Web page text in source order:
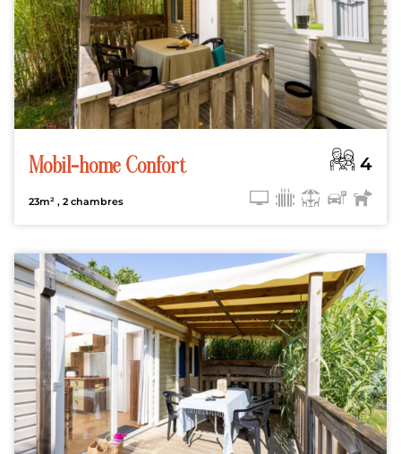
Mobil-home Confort 4
23m² , 2 chambres